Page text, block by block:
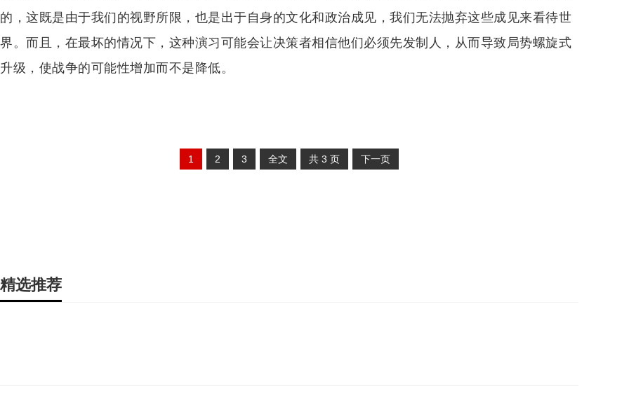
的，这既是由于我们的视野所限，也是出于自身的文化和政治成见，我们无法抛弃这些成见来看待世
界。而且，在最坏的情况下，这种演习可能会让决策者相信他们必须先发制人，从而导致局势螺旋式
升级，使战争的可能性增加而不是降低。
1 2 3 全文 共 3 页 下一页
精选推荐